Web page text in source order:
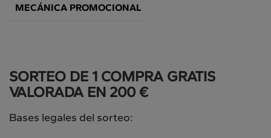
MECÁNICA PROMOCIONAL
SORTEO DE 1 COMPRA GRATIS
VALORADA EN 200 €
Bases legales del sorteo: